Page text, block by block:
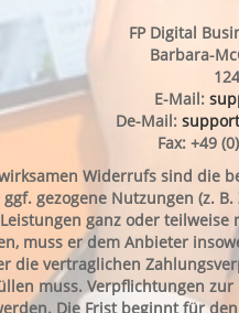
FP Digital
Barbara-
E-Mail:
De-Mail:
Fax: +49
Widerrufs sind die
gezogene Nutzungen (z.
ganz oder
muss er dem Anbieter
die vertraglichen
muss. Verpflichtungen
Die Frist beginnt für